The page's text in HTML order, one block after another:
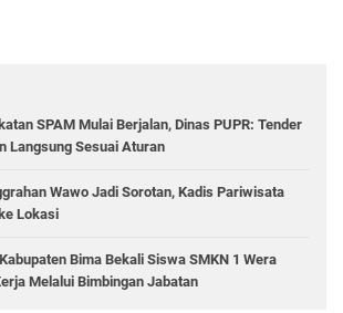
SPAM Mulai Berjalan, Dinas PUPR: Tender
Langsung Sesuai Aturan
Wawo Jadi Sorotan, Kadis Pariwisata
Lokasi
Bima Bekali Siswa SMKN 1 Wera
Melalui Bimbingan Jabatan